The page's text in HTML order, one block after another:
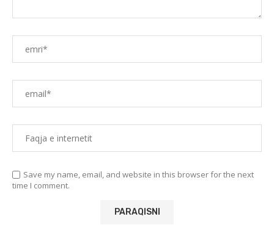
Save my name, email, and website in this browser for the next
time I comment.